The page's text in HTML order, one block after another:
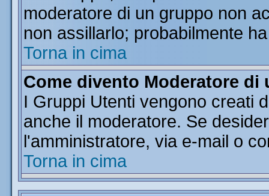
moderatore di un gruppo non
non assillarlo; probabilmente
Torna in cima
Come divento Moderatore di
I Gruppi Utenti vengono creati
anche il moderatore. Se
l'amministratore, via e-mail o
Torna in cima